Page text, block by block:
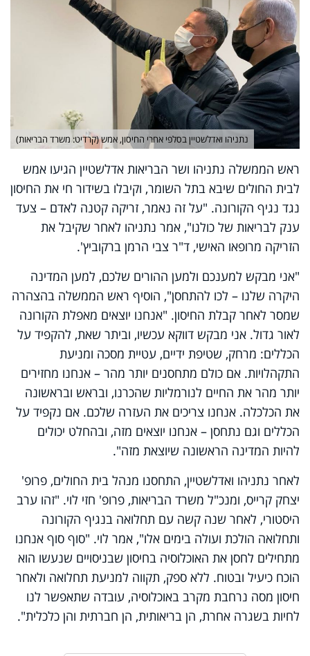
נתניהו ואדלשטיין בסלפי אחרי החיסון, אמש (קרדיט: משרד הבריאות)
ראש הממשלה נתניהו ושר הבריאות אדלשטיין הגיעו אמש
לבית החולים שיבא בתל השומר, וקיבלו בשידור חי את החיסון
נגד נגיף הקורונה. "על זה נאמר, זריקה קטנה לאדם – צעד
ענק לבריאות של כולנו", אמר נתניהו לאחר שקיבל את
הזריקה מרופאו האישי, ד"ר צבי הרמן ברקוביץ'.
"אני מבקש למענכם ולמען ההורים שלכם, למען המדינה
היקרה שלנו – לכו להתחסן", הוסיף ראש הממשלה בהצהרה
שמסר לאחר קבלת החיסון. "אנחנו יוצאים מאפלת הקורונה
לאור גדול. אני מבקש דווקא עכשיו, וביתר שאת, להקפיד על
הכללים: מרחק, שטיפת ידיים, עטיית מסכה ומניעת
התקהלויות. אם כולם מתחסנים יותר מהר – אנחנו מחזירים
יותר מהר את החיים לנורמליות שהכרנו, ובראש ובראשונה
את הכלכלה. אנחנו צריכים את העזרה שלכם. אם נקפיד על
הכללים וגם נתחסן – אנחנו יוצאים מזה, ובהחלט יכולים
להיות המדינה הראשונה שיוצאת מזה".
לאחר נתניהו ואדלשטיין, התחסנו מנהל בית החולים, פרופ'
יצחק קרייס, ומנכ"ל משרד הבריאות, פרופ' חזי לוי. "זהו ערב
היסטורי, לאחר שנה קשה עם תחלואה בנגיף הקורונה
ותחלואה הולכת ועולה בימים אלו", אמר לוי. "סוף סוף אנחנו
מתחילים לחסן את האוכלוסיה בחיסון שבניסויים שנעשו הוא
הוכח כיעיל ובטוח. ללא ספק, תקווה למניעת תחלואה ולאחר
חיסון מסה נרחבת מקרב באוכלוסיה, עובדה שתאפשר לנו
לחיות בשגרה אחרת, הן בריאותית, הן חברתית והן כלכלית".